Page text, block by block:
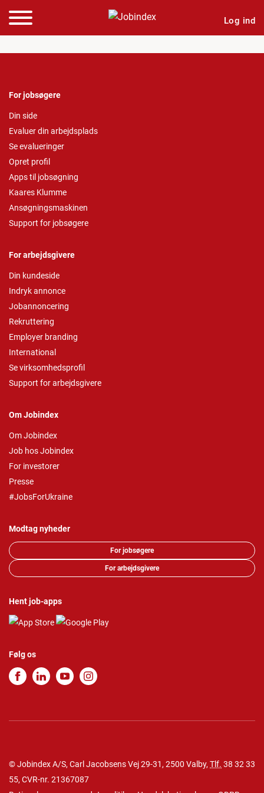
Log ind
For jobsøgere
Din side
Evaluer din arbejdsplads
Se evalueringer
Opret profil
Apps til jobsøgning
Kaares Klumme
Ansøgningsmaskinen
Support for jobsøgere
For arbejdsgivere
Din kundeside
Indryk annonce
Jobannoncering
Rekruttering
Employer branding
International
Se virksomhedsprofil
Support for arbejdsgivere
Om Jobindex
Om Jobindex
Job hos Jobindex
For investorer
Presse
#JobsForUkraine
Modtag nyheder
For jobsøgere
For arbejdsgivere
Hent job-apps
Følg os
© Jobindex A/S, Carl Jacobsens Vej 29-31, 2500 Valby, Tlf. 38 32 33
55, CVR-nr. 21367087